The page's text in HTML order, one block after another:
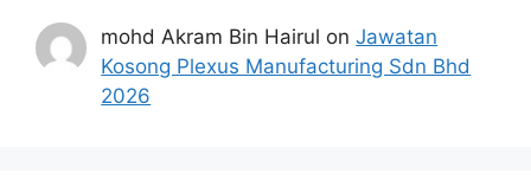
Cuti Rehat 12 hari setahun*
Cuti Sakit
mohd Akram Bin Hairul onJawatan
Kosong Plexus Manufacturing Sdn Bhd
2026